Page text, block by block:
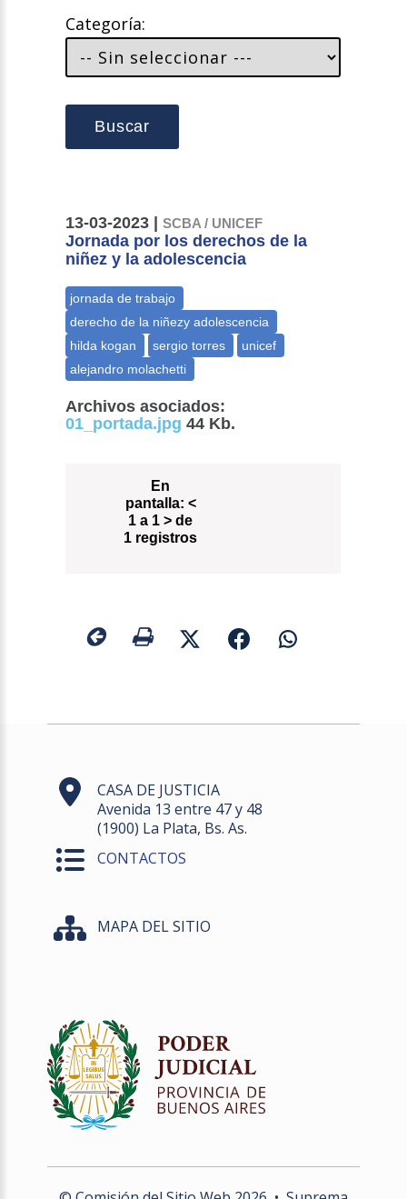
Categoría:
Buscar
13-03-2023 |SCBA / UNICEF
Jornada por los derechos de la
niñez y la adolescencia
Archivos asociados:
01_portada.jpg 44 Kb.
En
pantalla: <
1 a 1 > de
1 registros
CASA DE JUSTICIA
Avenida 13 entre 47 y 48
(1900) La Plata, Bs. As.
CONTACTOS
MAPA DEL SITIO